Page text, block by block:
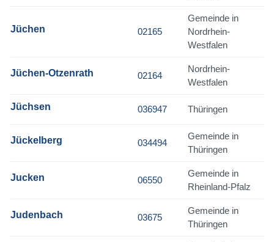
Jüchen 02165
Gemeinde in
Nordrhein-
Westfalen
Jüchen-Otzenrath 02164
Nordrhein-
Westfalen
Jüchsen 036947 Thüringen
Jückelberg 034494
Gemeinde in
Thüringen
Jucken 06550
Gemeinde in
Rheinland-Pfalz
Judenbach 03675
Gemeinde in
Thüringen